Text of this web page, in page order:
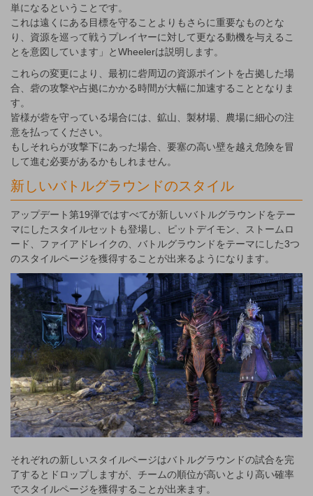
単になるということです。
これは遠くにある目標を守ることよりもさらに重要なものとな
り、資源を巡って戦うプレイヤーに対して更なる動機を与えるこ
とを意図しています」とWheelerは説明します。
これらの変更により、最初に砦周辺の資源ポイントを占拠した場
合、砦の攻撃や占拠にかかる時間が大幅に加速することとなりま
す。
皆様が砦を守っている場合には、鉱山、製材場、農場に細心の注
意を払ってください。
もしそれらが攻撃下にあった場合、要塞の高い壁を越え危険を冒
して進む必要があるかもしれません。
新しいバトルグラウンドのスタイル
アップデート第19弾ではすべてが新しいバトルグラウンドをテー
マにしたスタイルセットも登場し、ピットデイモン、ストームロ
ード、ファイアドレイクの、バトルグラウンドをテーマにした3つ
のスタイルページを獲得することが出来るようになります。
それぞれの新しいスタイルページはバトルグラウンドの試合を完
了するとドロップしますが、チームの順位が高いとより高い確率
でスタイルページを獲得することが出来ます。